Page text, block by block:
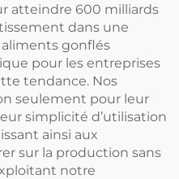
atteindre 600 milliards
dans une
gonflés
pour les entreprises
tendance. Nos
seulement pour leur
simplicité d’utilisation
ainsi aux
sur la production sans
notre